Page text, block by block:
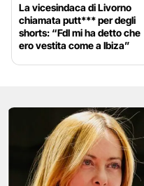
La vicesindaca di Livorno
chiamata putt*** per degli
shorts: “FdI mi ha detto che
ero vestita come a Ibiza”